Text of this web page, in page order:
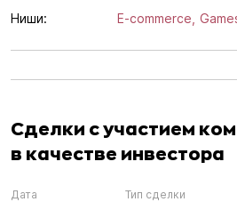
Ниши:
E-commerce,
Сделки с участием
в качестве инвестора
Дата Тип сделки